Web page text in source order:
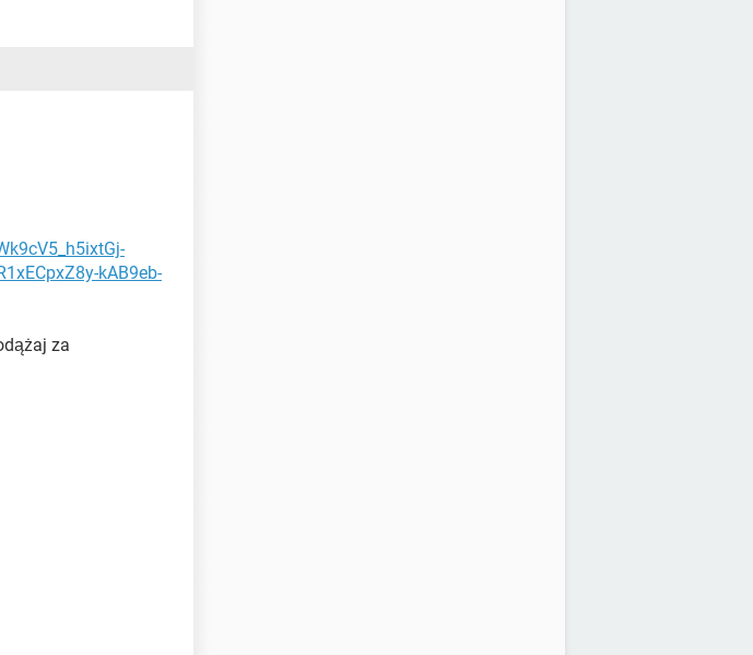
kAB9eb-
za